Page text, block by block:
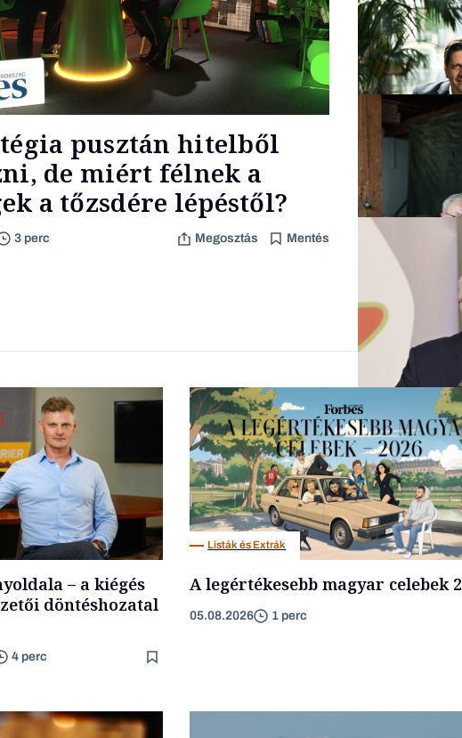
pusztán hitelből
de miért félnek a
a tőzsdére lépéstől?
3 perc Megosztás Mentés
Makro
TÁMOGATÓI
TARTALOM
Családi
Befektetés
– a kiégés
döntéshozatal
4 perc
Listák és Extrák
A legértékesebb magyar celebek
05.08.2026 1 perc